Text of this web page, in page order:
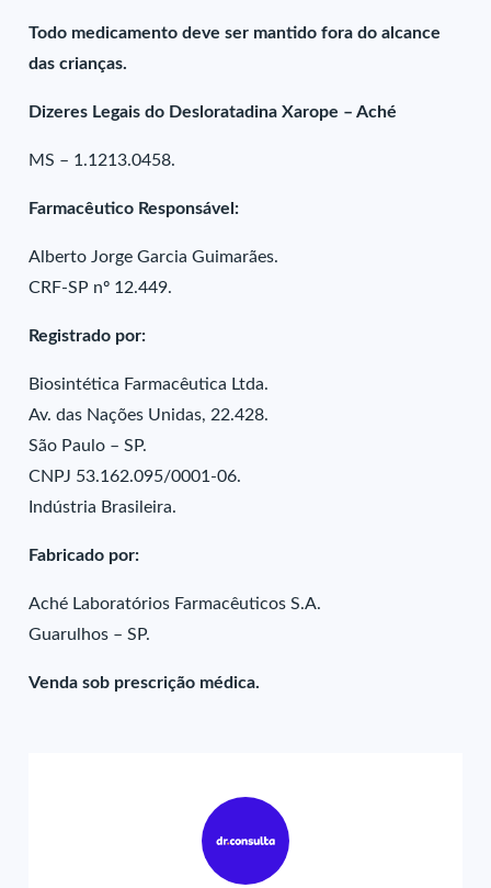
Todo medicamento deve ser mantido fora do alcance
das crianças.
Dizeres Legais do Desloratadina Xarope – Aché
MS – 1.1213.0458.
Farmacêutico Responsável:
Alberto Jorge Garcia Guimarães.
CRF-SP nº 12.449.
Registrado por:
Biosintética Farmacêutica Ltda.
Av. das Nações Unidas, 22.428.
São Paulo – SP.
CNPJ 53.162.095/0001-06.
Indústria Brasileira.
Fabricado por:
Aché Laboratórios Farmacêuticos S.A.
Guarulhos – SP.
Venda sob prescrição médica.